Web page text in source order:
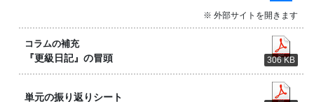
※ 外部サイトを開きます
コラムの補充
『更級日記』の冒頭 306 KB
単元の振り返りシート